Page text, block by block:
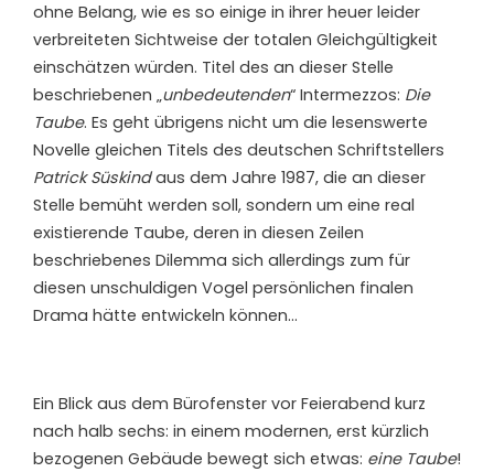
ohne Belang, wie es so einige in ihrer heuer leider
verbreiteten Sichtweise der totalen Gleichgültigkeit
einschätzen würden. Titel des an dieser Stelle
beschriebenen „unbedeutenden“ Intermezzos: Die
Taube. Es geht übrigens nicht um die lesenswerte
Novelle gleichen Titels des deutschen Schriftstellers
Patrick Süskindaus dem Jahre 1987, die an dieser
Stelle bemüht werden soll, sondern um eine real
existierende Taube, deren in diesen Zeilen
beschriebenes Dilemma sich allerdings zum für
diesen unschuldigen Vogel persönlichen finalen
Drama hätte entwickeln können…
Ein Blick aus dem Bürofenster vor Feierabend kurz
nach halb sechs: in einem modernen, erst kürzlich
bezogenen Gebäude bewegt sich etwas: eine Taube!